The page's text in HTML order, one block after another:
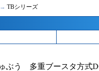
→ TBシリーズ
ぶう 多重ブースタ方式